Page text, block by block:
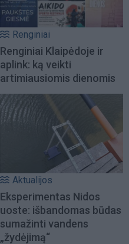
Renginiai
Renginiai Klaipėdoje ir
aplink: ką veikti
artimiausiomis dienomis
Aktualijos
Eksperimentas Nidos
uoste: išbandomas būdas
sumažinti vandens
„žydėjimą“